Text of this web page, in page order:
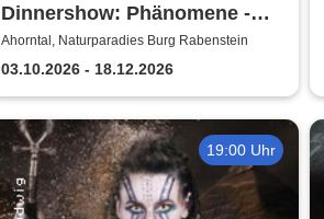
Dinnershow: Phänomene -
Danny Ocean
Ahorntal, Naturparadies Burg Rabenstein
03.10.2026 - 18.12.2026
19:00 Uhr